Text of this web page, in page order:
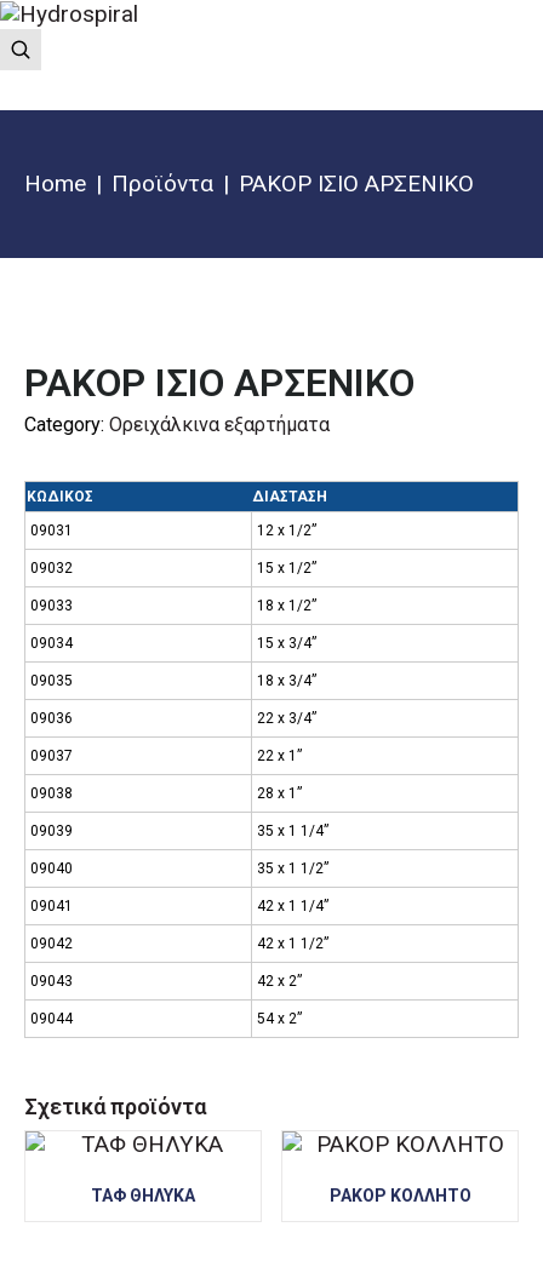
Home Προϊόντα ΡΑΚΟΡ ΙΣΙΟ ΑΡΣΕΝΙΚΟ
ΡΑΚΟΡ ΙΣΙΟ ΑΡΣΕΝΙΚΟ
Category: Ορειχάλκινα εξαρτήματα
ΚΩΔΙΚΟΣ
ΔΙΑΣΤΑΣΗ
09031
12 x 1/2”
09032 15 x 1/2”
09033 18 x 1/2”
09034 15 x 3/4”
09035 18 x 3/4”
09036 22 x 3/4”
09037 22 x 1”
09038 28 x 1”
09039 35 x 1 1/4”
09040 35 x 1 1/2”
09041 42 x 1 1/4”
09042 42 x 1 1/2”
09043 42 x 2”
09044 54 x 2”
Σχετικά προϊόντα
ΤΑΦ ΘΗΛΥΚΑ ΡΑΚΟΡ ΚΟΛΛΗΤΟ